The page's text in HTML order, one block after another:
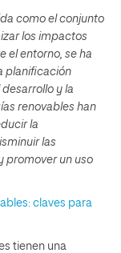
como el conjunto
los impactos
el entorno, se ha
planificación
y la
renovables han
la
las
promover un uso
claves para
tienen una